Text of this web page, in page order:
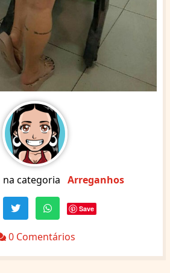
na categoria Arreganhos
Save
0 Comentários